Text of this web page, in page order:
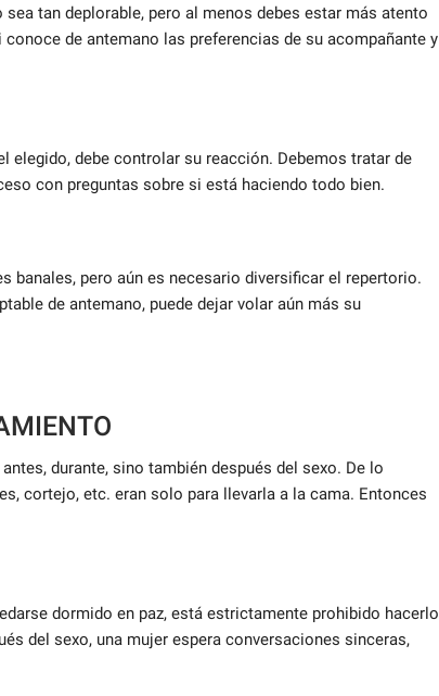
tan deplorable, pero al menos debes estar más atento
de antemano las preferencias de su acompañante y
elegido, debe controlar su reacción. Debemos tratar de
con preguntas sobre si está haciendo todo bien.
banales, pero aún es necesario diversificar el repertorio.
de antemano, puede dejar volar aún más su
durante, sino también después del sexo. De lo
cortejo, etc. eran solo para llevarla a la cama. Entonces
dormido en paz, está estrictamente prohibido hacerlo
del sexo, una mujer espera conversaciones sinceras,